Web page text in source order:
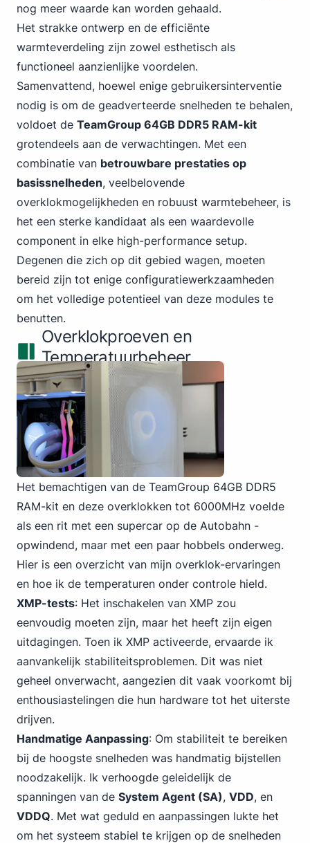
nog meer waarde kan worden gehaald.
Het strakke ontwerp en de efficiënte
warmteverdeling zijn zowel esthetisch als
functioneel aanzienlijke voordelen.
Samenvattend, hoewel enige gebruikersinterventie
nodig is om de geadverteerde snelheden te behalen,
voldoet de TeamGroup 64GB DDR5 RAM-kit
grotendeels aan de verwachtingen. Met een
combinatie van betrouwbare prestaties op
basissnelheden, veelbelovende
overklokmogelijkheden en robuust warmtebeheer, is
het een sterke kandidaat als een waardevolle
component in elke high-performance setup.
Degenen die zich op dit gebied wagen, moeten
bereid zijn tot enige configuratiewerkzaamheden
om het volledige potentieel van deze modules te
benutten.
Overklokproeven en
Temperatuurbeheer
Het bemachtigen van de TeamGroup 64GB DDR5
RAM-kit en deze overklokken tot 6000MHz voelde
als een rit met een supercar op de Autobahn -
opwindend, maar met een paar hobbels onderweg.
Hier is een overzicht van mijn overklok-ervaringen
en hoe ik de temperaturen onder controle hield.
XMP-tests: Het inschakelen van XMP zou
eenvoudig moeten zijn, maar het heeft zijn eigen
uitdagingen. Toen ik XMP activeerde, ervaarde ik
aanvankelijk stabiliteitsproblemen. Dit was niet
geheel onverwacht, aangezien dit vaak voorkomt bij
enthousiastelingen die hun hardware tot het uiterste
drijven.
Handmatige Aanpassing: Om stabiliteit te bereiken
bij de hoogste snelheden was handmatig bijstellen
noodzakelijk. Ik verhoogde geleidelijk de
spanningen van de System Agent (SA), VDD, en
VDDQ. Met wat geduld en aanpassingen lukte het
om het systeem stabiel te krijgen op de snelheden